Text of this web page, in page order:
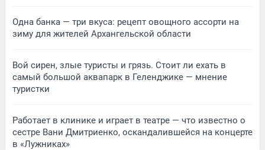
Одна банка — три вкуса: рецепт овощного ассорти на
зиму для жителей Архангельской области
Вой сирен, злые туристы и грязь. Стоит ли ехать в
самый большой аквапарк в Геленджике — мнение
туристки
Работает в клинике и играет в театре — что известно о
сестре Вани Дмитриенко, оскандалившейся на концерте
в «Лужниках»